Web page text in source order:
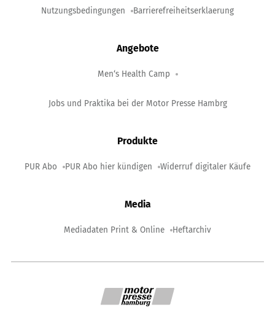
Nutzungsbedingungen Barrierefreiheitserklaerung
Angebote
Men‘s Health Camp
Jobs und Praktika bei der Motor Presse Hambrg
Produkte
PUR Abo PUR Abo hier kündigen Widerruf digitaler Käufe
Media
Mediadaten Print & Online Heftarchiv